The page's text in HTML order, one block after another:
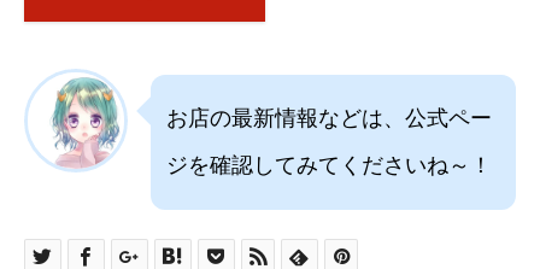
お店の最新情報などは、公式ペー
ジを確認してみてくださいね～！